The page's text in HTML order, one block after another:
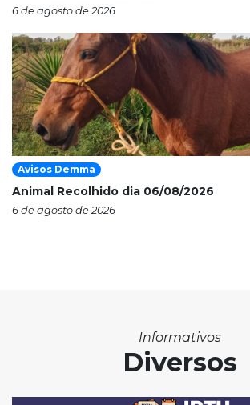
6 de agosto de 2026
Avisos Demma
Animal Recolhido dia 06/08/2026
6 de agosto de 2026
Informativos
Diversos